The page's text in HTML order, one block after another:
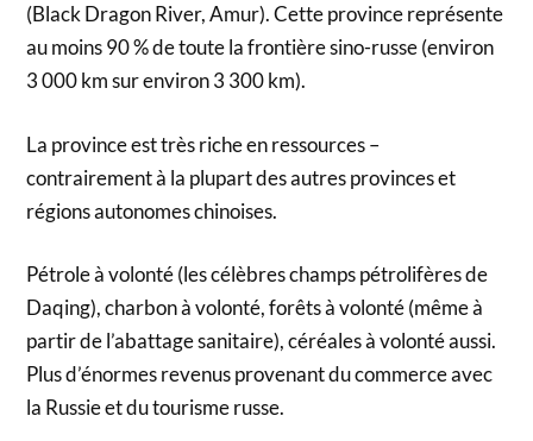
(Black Dragon River, Amur). Cette province représente
au moins 90 % de toute la frontière sino-russe (environ
3 000 km sur environ 3 300 km).
La province est très riche en ressources –
contrairement à la plupart des autres provinces et
régions autonomes chinoises.
Pétrole à volonté (les célèbres champs pétrolifères de
Daqing), charbon à volonté, forêts à volonté (même à
partir de l’abattage sanitaire), céréales à volonté aussi.
Plus d’énormes revenus provenant du commerce avec
la Russie et du tourisme russe.